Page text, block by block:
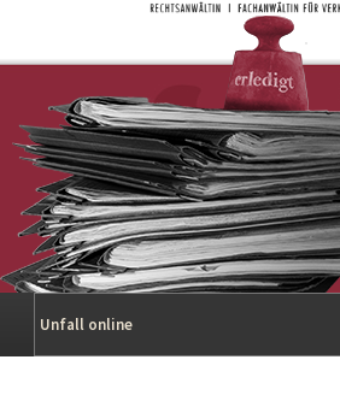
überspringen